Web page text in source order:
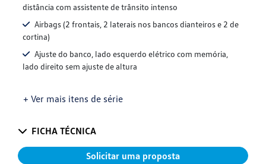
distância com assistente de trânsito intenso
Airbags (2 frontais, 2 laterais nos bancos dianteiros e 2 de
cortina)
Ajuste do banco, lado esquerdo elétrico com memória,
lado direito sem ajuste de altura
+ Ver mais itens de série
FICHA TÉCNICA
Solicitar uma proposta